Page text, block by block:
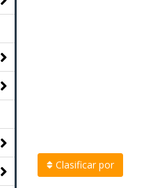
Clasificar por